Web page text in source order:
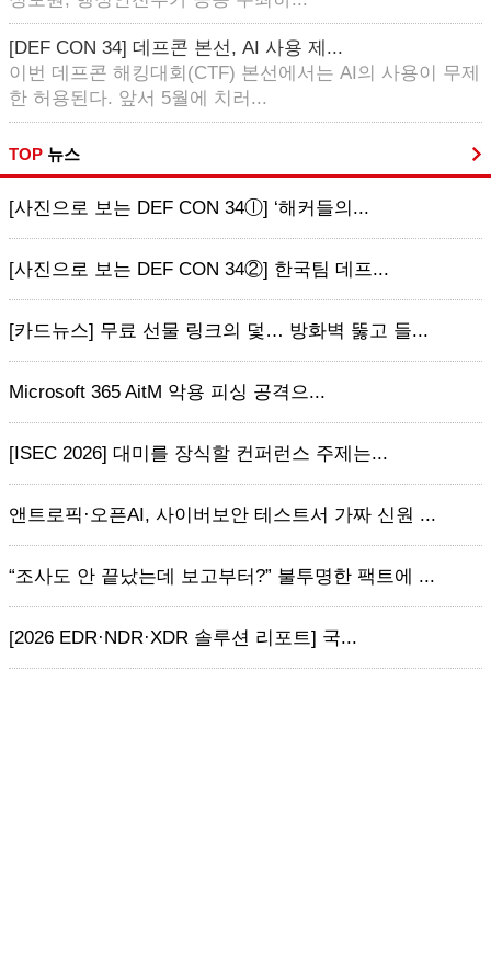
[DEF CON 34] 데프콘 본선, AI 사용 제...
이번 데프콘 해킹대회(CTF) 본선에서는 AI의 사용이 무제
한 허용된다. 앞서 5월에 치러...
TOP 뉴스
[사진으로 보는 DEF CON 34ⓛ] ‘해커들의...
[사진으로 보는 DEF CON 34②] 한국팀 데프...
[카드뉴스] 무료 선물 링크의 덫… 방화벽 뚫고 들...
Microsoft 365 AitM 악용 피싱 공격으...
[ISEC 2026] 대미를 장식할 컨퍼런스 주제는...
앤트로픽·오픈AI, 사이버보안 테스트서 가짜 신원 ...
“조사도 안 끝났는데 보고부터?” 불투명한 팩트에 ...
[2026 EDR·NDR·XDR 솔루션 리포트] 국...